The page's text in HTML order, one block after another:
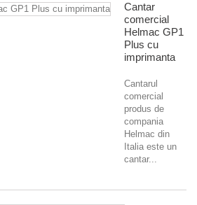
Cantar
comercial
Helmac GP1
Plus cu
imprimanta
Cantarul
comercial
produs de
compania
Helmac din
Italia este un
cantar...